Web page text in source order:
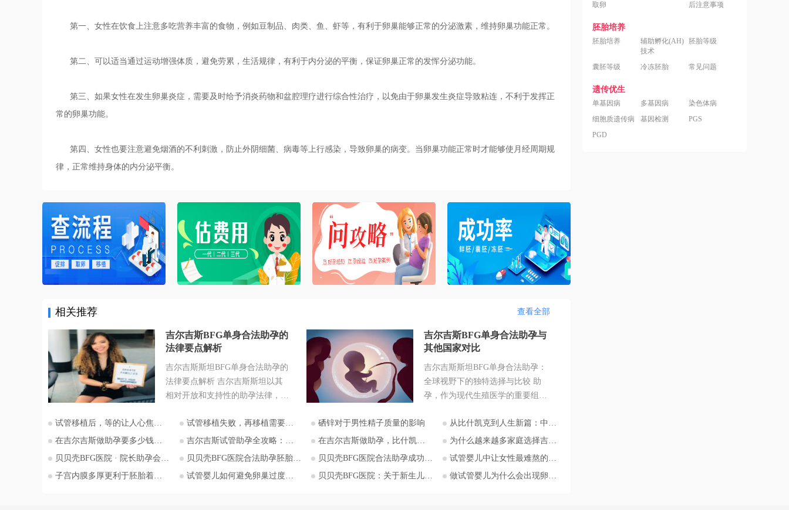
第一、女性在饮食上注意多吃营养丰富的食物，例如豆制品、肉类、鱼、虾等，有利于卵巢能够正常的分泌激素，维持卵巢功能正常。
第二、可以适当通过运动增强体质，避免劳累，生活规律，有利于内分泌的平衡，保证卵巢正常的发恽分泌功能。
第三、如果女性在发生卵巢炎症，需要及时给予消炎药物和盆腔理疗进行综合性治疗，以免由于卵巢发生炎症导致粘连，不利于发挥正
常的卵巢功能。
第四、女性也要注意避免烟酒的不利刺激，防止外阴细菌、病毒等上行感染，导致卵巢的病变。当卵巢功能正常时才能够使月经周期规
律，正常维持身体的内分泌平衡。
相关推荐 查看全部
吉尔吉斯BFG单身合法助孕的
法律要点解析
吉尔吉斯斯坦BFG单身合法助孕的
法律要点解析 吉尔吉斯斯坦以其
相对开放和支持性的助孕法律，成
地。特别是对于希望通过助孕实现
为人父母梦想的单身人士，吉尔吉
斯斯坦的法律框架值得深入探讨。
法律的核心要点，并特别关注单身
吉尔吉斯BFG单身合法助孕与
其他国家对比
吉尔吉斯斯坦BFG单身合法助孕：
全球视野下的独特选择与比较 助
孕，作为现代生殖医学的重要组成
生育的个人和家庭带来了希望。然
而，全球各国对助孕的法律规定差
异巨大，尤其对于单身人士的需
角。在这一背景下，吉尔吉斯斯坦
试管移植后，等的让人心焦的胎心和胎芽，何时会出现？ 试管移植失败，再移植需要注意哪些？ 硒锌对于男性精子质量的影响
从比什凯克到人生新篇：中国家庭赴吉尔吉斯助孕的完整路径解析
在吉尔吉斯做助孕要多少钱？2026比什凯克费用全公开，拒绝隐形消费
吉尔吉斯试管助孕全攻略：为什么越来越多的中国家庭选择比什凯克？ 在吉尔吉斯做助孕，比什凯克BFG医院全流程深度解析：从签约到抱娃
为什么越来越多家庭选择吉尔吉斯助孕？比什凯克BFG医院的四个核心答案
贝贝壳BFG医院 · 院长助孕会（济南站）
贝贝壳BFG医院合法助孕胚胎移植流程详解 贝贝壳BFG医院合法助孕成功率影响因素分析
试管婴儿中让女性最难熬的事情有哪些？
子宫内膜多厚更利于胚胎着床？
试管婴儿如何避免卵巢过度刺激综合征 贝贝壳BFG医院：关于新生儿基因检测的必要性 做试管婴儿为什么会出现卵泡发育不良？
取卵
后注意事项
胚胎培养
胚胎培养
辅助孵化(AH)
技术
胚胎等级
囊胚等级 冷冻胚胎 常见问题
遗传优生
单基因病 多基因病
染色体病
细胞质遗传病
基因检测
PGS
PGD